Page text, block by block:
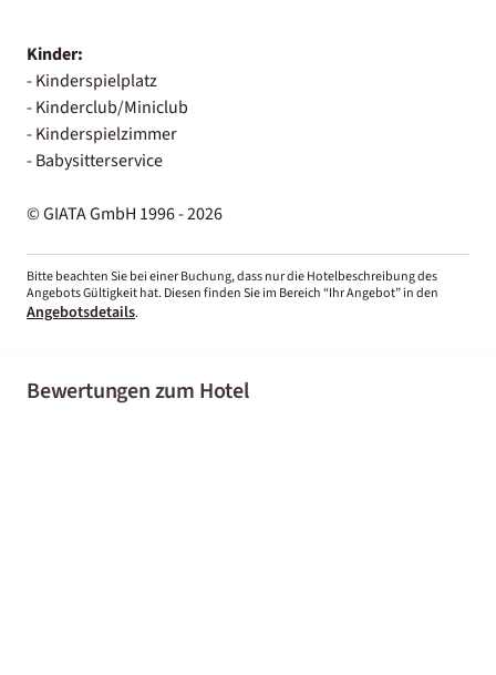
Kinder:
- Kinderspielplatz
- Kinderclub/Miniclub
- Kinderspielzimmer
- Babysitterservice
© GIATA GmbH 1996 - 2026
Bitte beachten Sie bei einer Buchung, dass nur die Hotelbeschreibung des
Angebots Gültigkeit hat. Diesen finden Sie im Bereich “Ihr Angebot” in den
Angebotsdetails.
Bewertungen zum Hotel